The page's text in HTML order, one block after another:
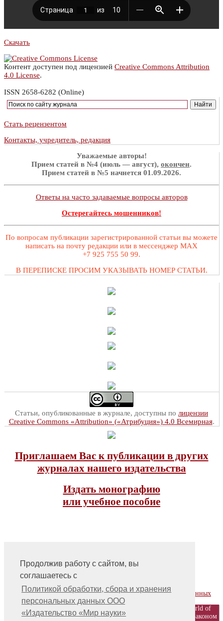
Продолжив работу с сайтом, вы
соглашаетесь с
Политикой обработки, сбора и хранения
персональных данных ООО
«Издательство «Мир науки»
Скачать
Контент доступен под лицензией Creative Commons Attribution
4.0 License.
ISSN 2658-6282 (Online)
Стать рецензентом
Контакты, учредитель, редакция
Уважаемые авторы!
Прием статей в №4 (июль — август), окончен.
Прием статей в №5 начнется 01.09.2026.
Ответы на часто задаваемые вопросы авторов
Остерегайтесь мошенников!
По вопросам публикации зарегистрированной статьи вы можете
написать на почту редакции или в мессенджер MAX
+7 925 755 50 99.
В ПЕРЕПИСКЕ ПРОСИМ УКАЗЫВАТЬ НОМЕР СТАТЬИ.
Статьи, опубликованные в журнале, доступны по лицензии
Creative Commons «Attribution» («Атрибуция») 4.0 Всемирная.
Приглашаем Вас к публикации в других
журналах нашего издательства
Издать монографию
или учебное пособие
На главную
Контакты, учредитель, редакция
Политика обработки, сбора и хранения персональных данных
© ООО «Издательство «Мир науки» \ «Publishing company «World of
science», LLC Материалы, размещенные на сайте, охраняются Законом